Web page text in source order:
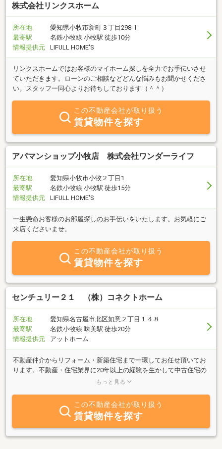
株式会社リンクスホーム
所在地
愛知県小牧市新町３丁目298-1
最寄駅
名鉄小牧線 小牧駅 徒歩10分
情報提供元
LIFULL HOME'S
リンクスホームではお客様のマイホーム探しを全力でお手伝いさせ
ていただきます。ローンのご相談などどんな悩みもお聞かせくださ
い。スタッフ一同心よりお待ちしております（＾＾）
この不動産会社が取り扱う
賃貸物件を探す
アパマンショップ小牧店 株式会社ワンダーライフ
所在地
愛知県小牧市小牧２丁目1
最寄駅
名鉄小牧線 小牧駅 徒歩15分
情報提供元
LIFULL HOME'S
一生懸命お客様のお部屋探しのお手伝いをいたします。お気軽にご
来店くださいませ。
この不動産会社が取り扱う
賃貸物件を探す
センチュリー２１ （株）コネクトホーム
所在地
愛知県名古屋市北区如意２丁目１４８
最寄駅
名鉄小牧線 味美駅 徒歩20分
情報提供元
アットホーム
不動産仲介からリフォーム・新築住宅まで一環してお任せ頂いてお
ります。不動産・住宅業界に20年以上の経験を生かして中古住宅の
再生販売から賃貸住宅の再生活用方法のご提案を行っております。
ォームなど諸費用が不安なお客様、土地探しから新築住宅をお考え
のお客様、不動産に係る事は弊社に何なりとご相談下さい。弊社で
はご安心してご購入頂くために、各種保険や保証を完備し、新築住
宅では建築士・コディネータート一緒にマイホームを形にし、大手
ハウスメーカーと同等の補償・メンテナンスサービスをご用意して
もっと見る
この不動産会社が取り扱う
賃貸物件を探す